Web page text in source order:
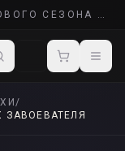
ЛИГА RUNES OF ALDUR — СТАРТ НОВОГО СЕЗОНА POE 2
/